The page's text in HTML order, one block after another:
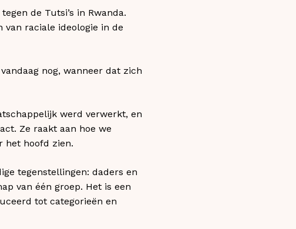
de Tutsi’s in Rwanda.
raciale ideologie in de
nog, wanneer dat zich
werd verwerkt, en
Ze raakt aan hoe we
het hoofd zien.
tegenstellingen: daders en
van één groep. Het is een
tot categorieën en